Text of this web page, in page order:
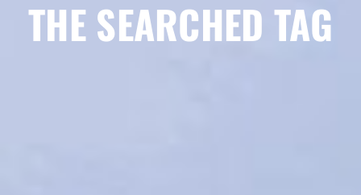
THE SEARCHED TAG